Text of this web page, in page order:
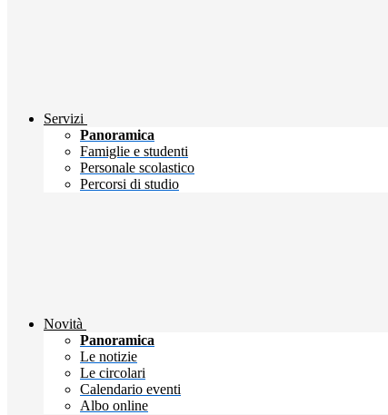
Servizi
Panoramica
Famiglie e studenti
Personale scolastico
Percorsi di studio
Novità
Panoramica
Le notizie
Le circolari
Calendario eventi
Albo online